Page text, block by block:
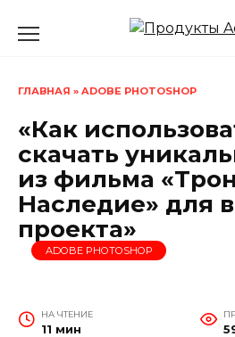
ГЛАВНАЯ » ADOBE PHOTOSHOP
«Как
скачать
из фильма
Наследие» для
проекта»
ADOBE PHOTOSHOP
НА ЧТЕНИЕ
11 мин